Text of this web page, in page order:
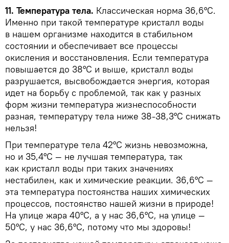
11. Температура тела. Классическая норма 36,6°С.
Именно при такой температуре кристалл воды
в нашем организме находится в стабильном
состоянии и обеспечивает все процессы
окисления и восстановления. Если температура
повышается до 38°С и выше, кристалл воды
разрушается, высвобождается энергия, которая
идет на борьбу с проблемой, так как у разных
форм жизни температура жизнеспособности
разная, температуру тела ниже 38-38,3°С снижать
нельзя!
При температуре тела 42°С жизнь невозможна,
но и 35,4°С — не лучшая температура, так
как кристалл воды при таких значениях
нестабилен, как и химические реакции. 36,6°С —
эта температура постоянства наших химических
процессов, постоянство нашей жизни в природе!
На улице жара 40°С, а у нас 36,6°С, на улице —
50°С, у нас 36,6°С, потому что мы здоровы!